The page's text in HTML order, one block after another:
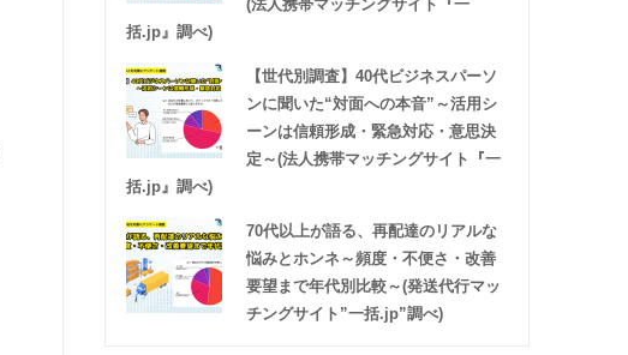
(法人携帯マッチングサイト『一
括.jp』調べ)
【世代別調査】40代ビジネスパーソ
ンに聞いた“対面への本音”～活用シ
ーンは信頼形成・緊急対応・意思決
定～(法人携帯マッチングサイト『一
括.jp』調べ)
70代以上が語る、再配達のリアルな
悩みとホンネ～頻度・不便さ・改善
要望まで年代別比較～(発送代行マッ
チングサイト”一括.jp”調べ)